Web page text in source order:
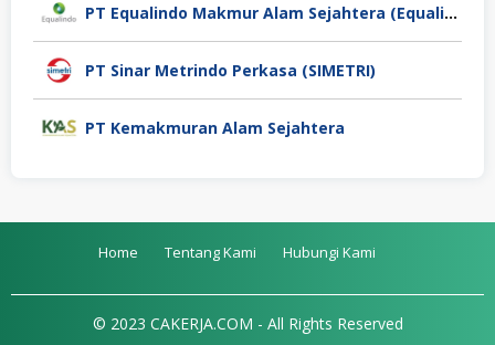
PT Equalindo Makmur Alam Sejahtera (Equalindo Group)
PT Sinar Metrindo Perkasa (SIMETRI)
PT Kemakmuran Alam Sejahtera
Home Tentang Kami Hubungi Kami
© 2023 CAKERJA.COM - All Rights Reserved